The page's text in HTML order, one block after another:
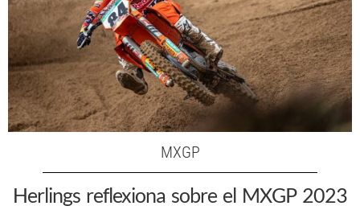
MXGP
Herlings reflexiona sobre el MXGP 2023